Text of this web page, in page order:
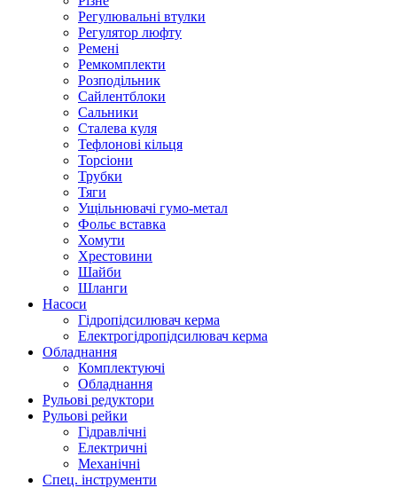
Регулювальні втулки
Регулятор люфту
Ремені
Ремкомплекти
Розподільник
Сайлентблоки
Сальники
Сталева куля
Тефлонові кільця
Торсіони
Трубки
Тяги
Ущільнювачі гумо-метал
Фольє вставка
Хомути
Хрестовини
Шайби
Шланги
Насоси
Гідропідсилювач керма
Електрогідропідсилювач керма
Обладнання
Комплектуючі
Обладнання
Рульові редуктори
Рульові рейки
Гідравлічні
Електричні
Механічні
Спец. інструменти